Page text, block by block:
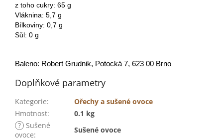
z toho cukry: 65 g
Vláknina: 5,7 g
Bílkoviny: 0,7 g
Sůl: 0 g
Baleno: Robert Grudnik, Potocká 7, 623 00 Brno
Doplňkové parametry
Kategorie:
Ořechy a sušené ovoce
Hmotnost:
0.1 kg
? Sušené
ovoce:
Sušené ovoce